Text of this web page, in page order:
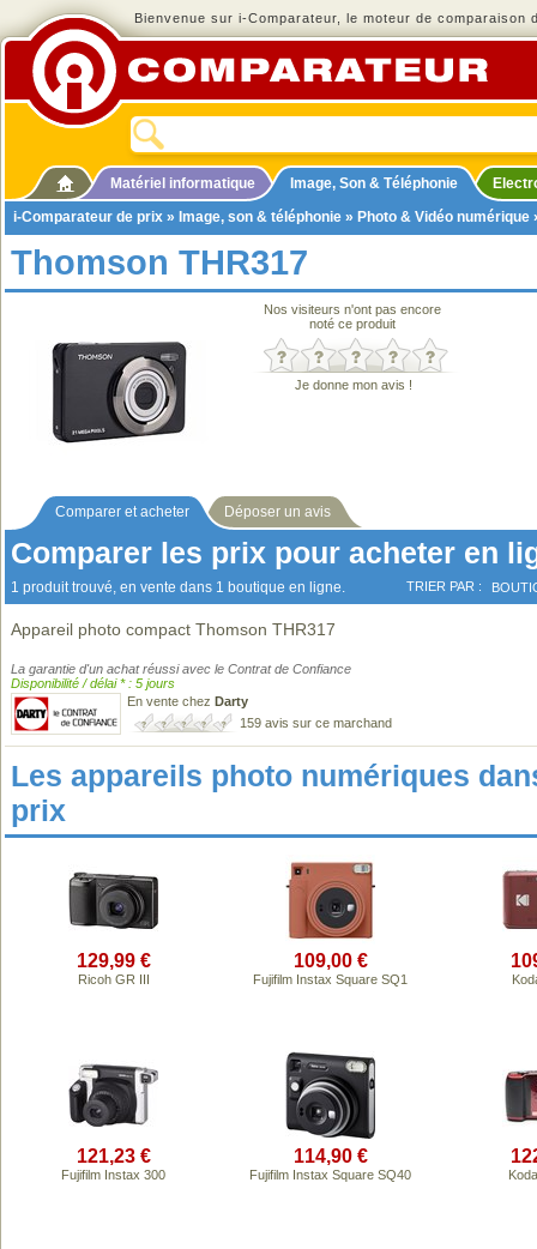
Bienvenue sur i-Comparateur, le moteur de comparaison
Matériel informatique Image, Son & Téléphonie
i-Comparateur de prix » Image, son & téléphonie » Photo & Vidéo numérique
Thomson THR317
Nos visiteurs n'ont pas encore
noté ce produit
Je donne mon avis !
Comparer et acheter Déposer un avis
Comparer les prix pour acheter en
1 produit trouvé, en vente dans 1 boutique en ligne. TRIER PAR :
Appareil photo compact Thomson THR317
La garantie d'un achat réussi avec le Contrat de Confiance
Disponibilité / délai * : 5 jours
En vente chez Darty
159 avis sur ce marchand
Les appareils photo numériques
prix
129,99 €
Ricoh GR III
109,00 €
Fujifilm Instax Square SQ1
121,23 €
Fujifilm Instax 300
114,90 €
Fujifilm Instax Square SQ40